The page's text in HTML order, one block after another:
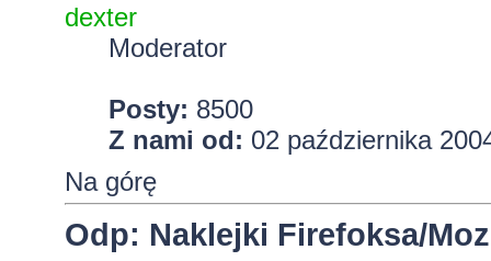
dexter
Moderator
Posty: 8500
Z nami od: 02 października
Na górę
Odp: Naklejki Firefoksa/